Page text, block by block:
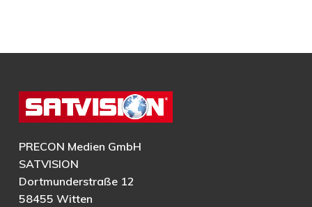
PRECON Medien GmbH
SATVISION
Dortmunderstraße 12
58455 Witten